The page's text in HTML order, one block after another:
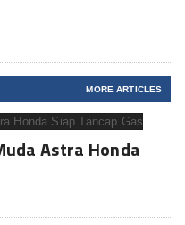
MORE ARTICLES
Astra Honda